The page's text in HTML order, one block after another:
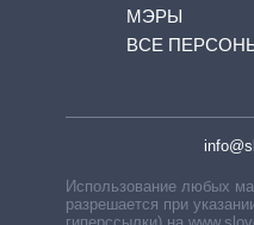
МЭРЫ
ВСЕ
Использование любых
разрешается при